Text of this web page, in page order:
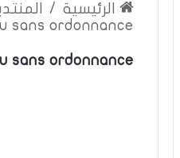
الرئيسية /
sans ordonnance
sans ordonnance